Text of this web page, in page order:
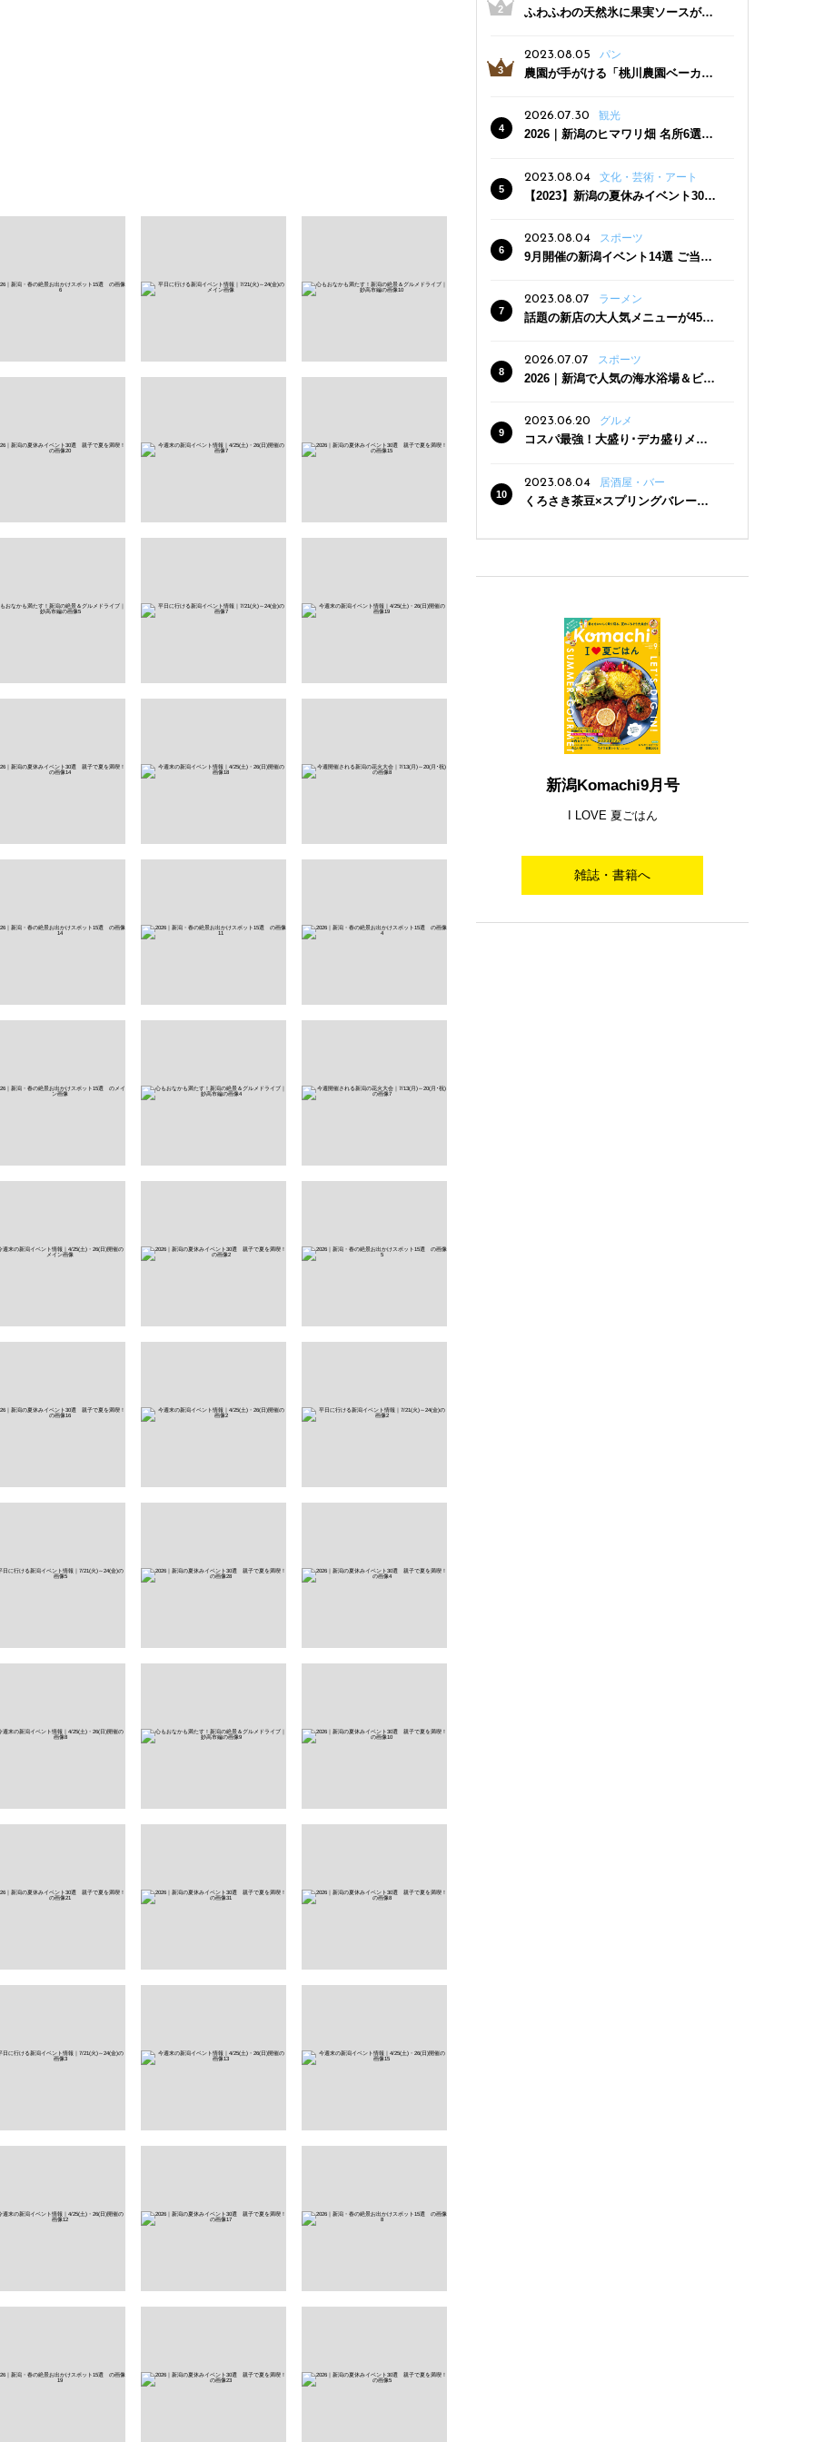
ふわふわの天然氷に果実ソースがた
三条駅近くにオープン
2023.08.05 パン
農園が手がける「桃川農園ベーカリ
った焼きたてパンのほか、ジェラー
トやスムージーも
2026.07.30 観光
2026｜新潟のヒマワリ畑 名所6選
2023.08.04
文化・芸術・アート
【2023】新潟の夏休みイベント30
2023.08.04
スポーツ
9月開催の新潟イベント14選 ご当地
2023.08.07 ラーメン
話題の新店の大人気メニューが450
クーポン登場
2026.07.07 スポーツ
2026｜新潟で人気の海水浴場＆ビー
2023.06.20
グルメ
コスパ最強！大盛り･デカ盛りメニ
2023.08.04
居酒屋・バー
くろさき茶豆×スプリングバレー豊
新潟Komachi9月号
I LOVE 夏ごはん
雑誌・書籍へ